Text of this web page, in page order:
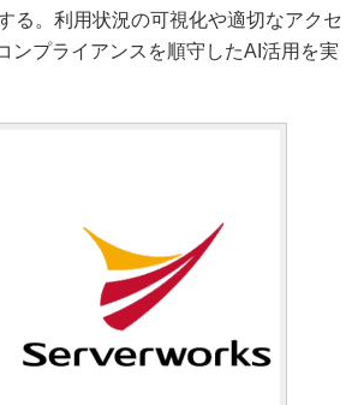
る。利用状況の可視化や適切なアクセ
ンプライアンスを順守したAI活用を実